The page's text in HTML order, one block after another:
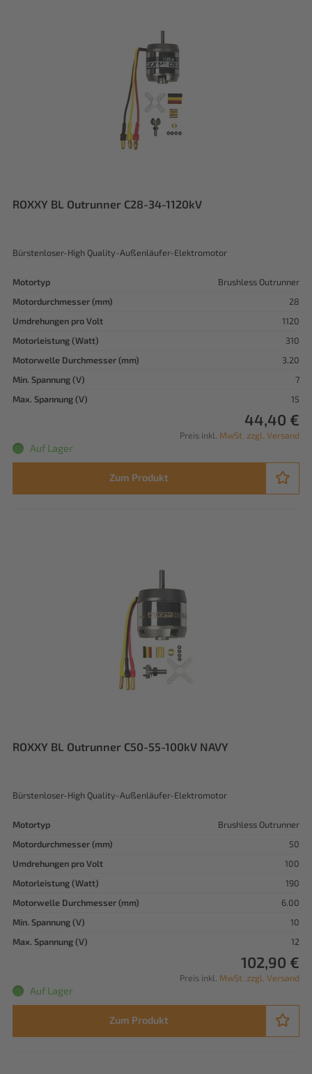
ROXXY BL Outrunner C28-34-1120kV
Bürstenloser-High Quality-Außenläufer-Elektromotor
Motortyp
Brushless Outrunner
Motordurchmesser (mm)
28
Umdrehungen pro Volt
1120
Motorleistung (Watt)
310
Motorwelle Durchmesser (mm)
3.20
Min. Spannung (V)
7
Max. Spannung (V)
15
44,40 €
Preis inkl. MwSt. zzgl. Versand
Auf Lager
Zum Produkt
ROXXY BL Outrunner C50-55-100kV NAVY
Bürstenloser-High Quality-Außenläufer-Elektromotor
Motortyp
Brushless Outrunner
Motordurchmesser (mm)
50
Umdrehungen pro Volt
100
Motorleistung (Watt)
190
Motorwelle Durchmesser (mm)
6.00
Min. Spannung (V)
10
Max. Spannung (V)
12
102,90 €
Preis inkl. MwSt. zzgl. Versand
Auf Lager
Zum Produkt